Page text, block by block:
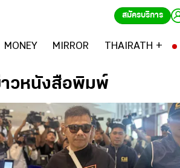
สมัครบริการ
MONEY MIRROR THAIRATH +
วหนังสือพิมพ์